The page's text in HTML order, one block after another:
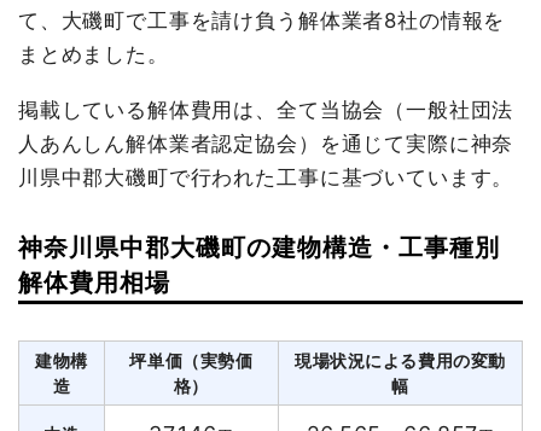
て、大磯町で工事を請け負う解体業者8社の情報を
まとめました。
掲載している解体費用は、全て当協会（一般社団法
人あんしん解体業者認定協会）を通じて実際に神奈
川県中郡大磯町で行われた工事に基づいています。
神奈川県中郡大磯町の建物構造・工事種別
解体費用相場
建物構
造
坪単価（実勢価
格）
現場状況による費用の変動
幅